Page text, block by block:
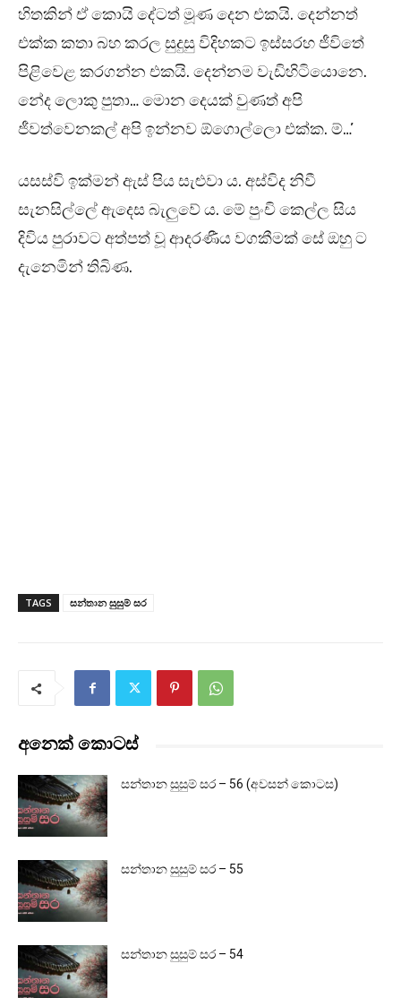
හිතකින් ඒ කොයි දේටත් මූණ දෙන එකයි. දෙන්නත්
එක්ක කතා බහ කරල සුදුසු විදිහකට ඉස්සරහ ජීවිතේ
පිළිවෙළ කරගන්න එකයි. දෙන්නම වැඩිහිටියොනෙ.
නේද ලොකු පුතා… මොන දෙයක් වුණත් අපි
ජීවත්වෙනකල් අපි ඉන්නව ඕගොල්ලො එක්ක. ම්…’
යසස්වි ඉක්මන් ඇස් පිය සැළුවා ය. අස්විද නිවී
සැනසිල්ලේ ඇදෙස බැලුවේ ය. මේ පුංචි කෙල්ල සිය
දිවිය පුරාවට අත්පත් වූ ආදරණීය වගකීමක් සේ ඔහු ට
දැනෙමින් තිබිණ.
TAGS සන්තාන සුසුම් සර
අනෙක් කොටස්
සන්තාන සුසුම් සර – 56 (අවසන් කොටස)
සන්තාන සුසුම් සර – 55
සන්තාන සුසුම් සර – 54